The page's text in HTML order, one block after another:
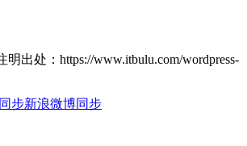
出处：https://www.itbulu.com/wordpress-
步新浪微博同步